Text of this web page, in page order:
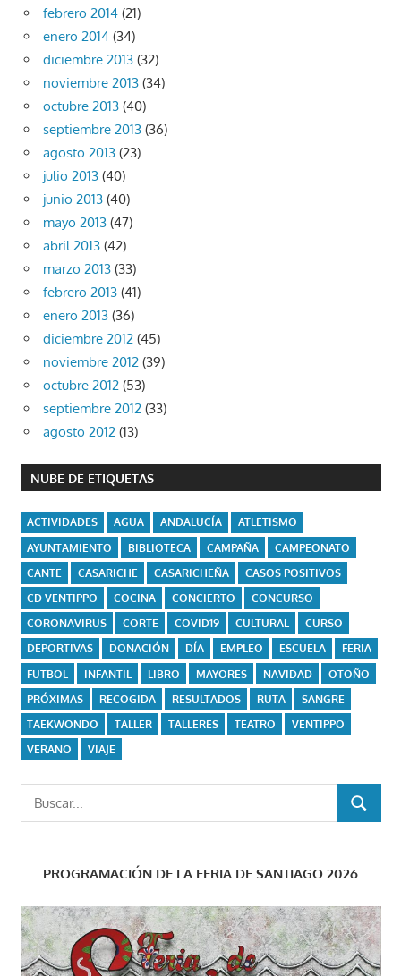
febrero 2014 (21)
enero 2014 (34)
diciembre 2013 (32)
noviembre 2013 (34)
octubre 2013 (40)
septiembre 2013 (36)
agosto 2013 (23)
julio 2013 (40)
junio 2013 (40)
mayo 2013 (47)
abril 2013 (42)
marzo 2013 (33)
febrero 2013 (41)
enero 2013 (36)
diciembre 2012 (45)
noviembre 2012 (39)
octubre 2012 (53)
septiembre 2012 (33)
agosto 2012 (13)
NUBE DE ETIQUETAS
ACTIVIDADES AGUA ANDALUCÍA
ATLETISMO
AYUNTAMIENTO
BIBLIOTECA CAMPAÑA
CAMPEONATO
CANTE
CASARICHE CASARICHEÑA
CASOS POSITIVOS
CD VENTIPPO
COCINA CONCIERTO
CONCURSO
CORONAVIRUS
CORTE COVID19 CULTURAL
CURSO
DEPORTIVAS
DONACIÓN DÍA EMPLEO ESCUELA
FERIA
FUTBOL
INFANTIL LIBRO MAYORES NAVIDAD
OTOÑO
PRÓXIMAS
RECOGIDA RESULTADOS RUTA
SANGRE
TAEKWONDO
TALLER TALLERES TEATRO
VENTIPPO
VERANO
VIAJE
Buscar:
BUSCAR
PROGRAMACIÓN DE LA FERIA DE SANTIAGO 2026